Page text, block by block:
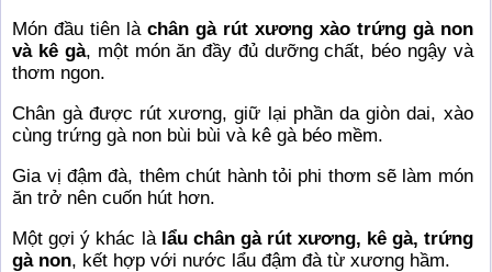
Món đầu tiên làchân gà rút xương xào trứng gà non
và kê gà, một món ăn đầy đủ dưỡng chất, béo ngậy và
thơm ngon.
Chân gà được rút xương, giữ lại phần da giòn dai, xào
cùng trứng gà non bùi bùi và kê gà béo mềm.
Gia vị đậm đà, thêm chút hành tỏi phi thơm sẽ làm món
ăn trở nên cuốn hút hơn.
Một gợi ý khác là lẩu chân gà rút xương, kê gà, trứng
gà non, kết hợp với nước lẩu đậm đà từ xương hầm.